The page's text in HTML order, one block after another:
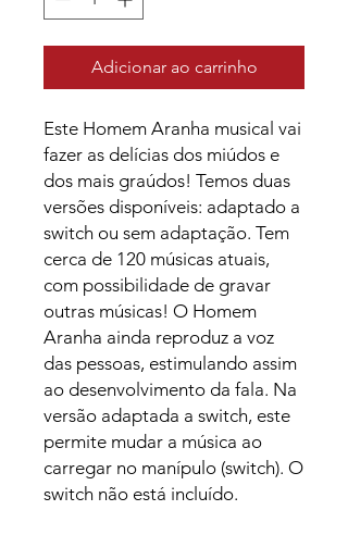
Adicionar ao carrinho
Este Homem Aranha musical vai
fazer as delícias dos miúdos e
dos mais graúdos! Temos duas
versões disponíveis: adaptado a
switch ou sem adaptação. Tem
cerca de 120 músicas atuais,
com possibilidade de gravar
outras músicas! O Homem
Aranha ainda reproduz a voz
das pessoas, estimulando assim
ao desenvolvimento da fala. Na
versão adaptada a switch, este
permite mudar a música ao
carregar no manípulo (switch). O
switch não está incluído.